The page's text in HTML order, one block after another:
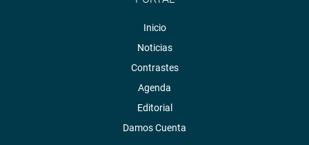
Inicio
Noticias
Contrastes
Agenda
Editorial
Damos Cuenta